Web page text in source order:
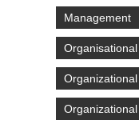
Management